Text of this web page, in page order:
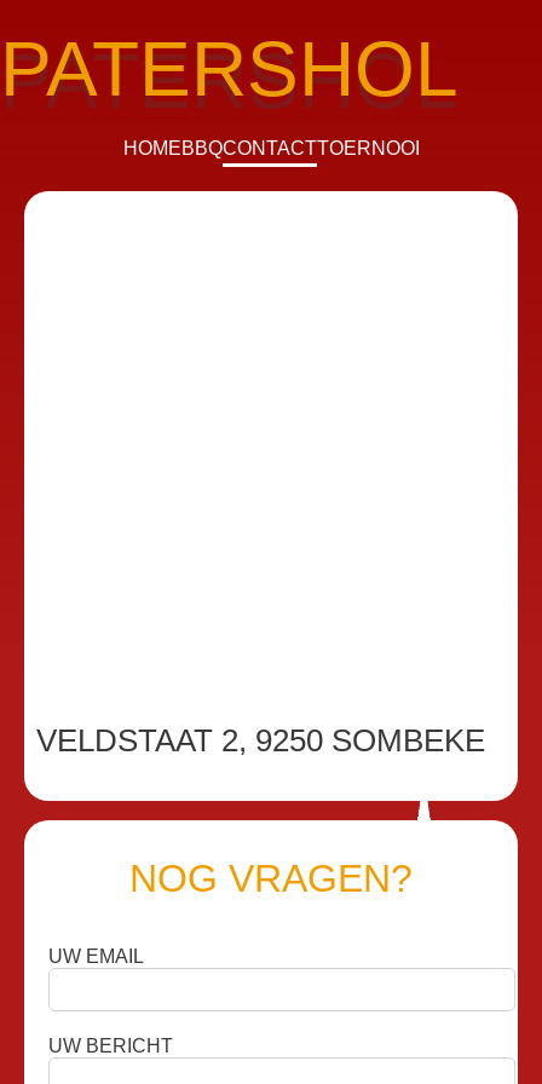
PATERSHOL
HOMEBBQCONTACTTOERNOOI
VELDSTAAT 2, 9250 SOMBEKE
NOG VRAGEN?
UW EMAIL
UW BERICHT